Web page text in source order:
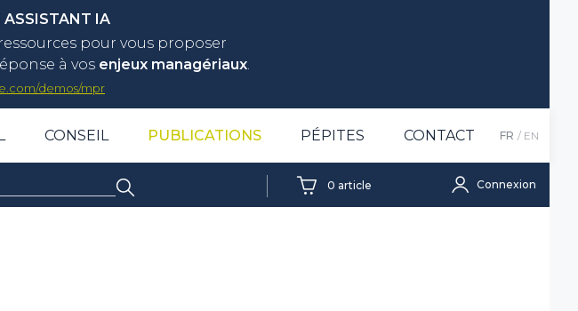
ASSISTANT IA
pour vous proposer
à vos enjeux managériaux.
demos/mpr
CONSEIL PUBLICATIONS PÉPITES CONTACT FR EN
0 article Connexion